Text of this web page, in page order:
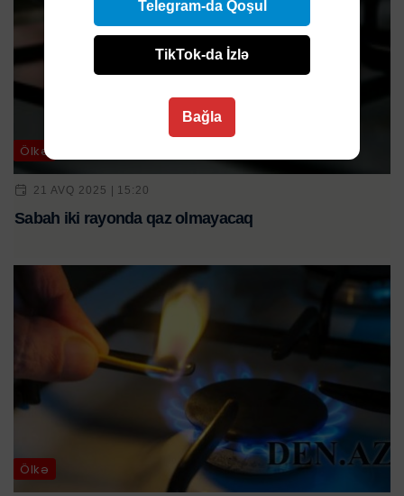
Ölkə
21 AVQ 2025 | 15:20
Sabah iki rayonda qaz olmayacaq
Ölkə
Telegram-da Qoşul
TikTok-da İzlə
Bağla